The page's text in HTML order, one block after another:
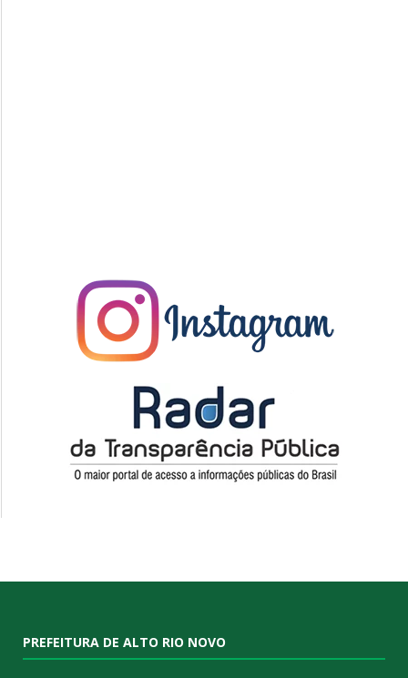
PREFEITURA DE ALTO RIO NOVO